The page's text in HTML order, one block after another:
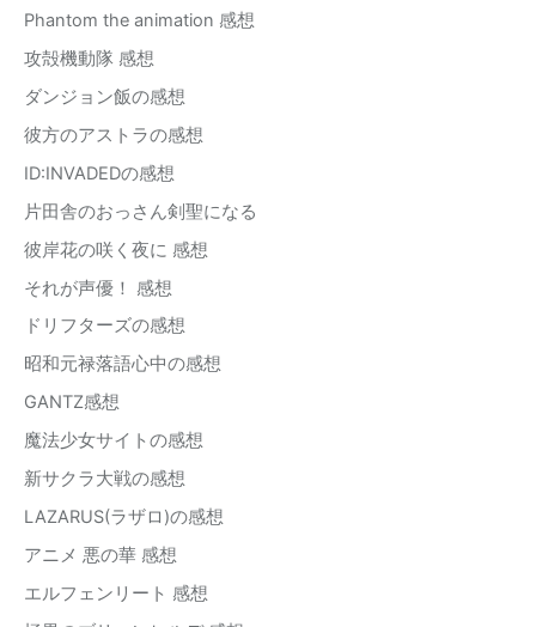
Phantom the animation 感想
攻殻機動隊 感想
ダンジョン飯の感想
彼方のアストラの感想
ID:INVADEDの感想
片田舎のおっさん剣聖になる
彼岸花の咲く夜に 感想
それが声優！ 感想
ドリフターズの感想
昭和元禄落語心中の感想
GANTZ感想
魔法少女サイトの感想
新サクラ大戦の感想
LAZARUS(ラザロ)の感想
アニメ 悪の華 感想
エルフェンリート 感想